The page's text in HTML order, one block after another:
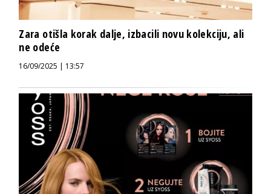
Zara otišla korak dalje, izbacili novu kolekciju, ali
ne odeće
16/09/2025 | 13:57